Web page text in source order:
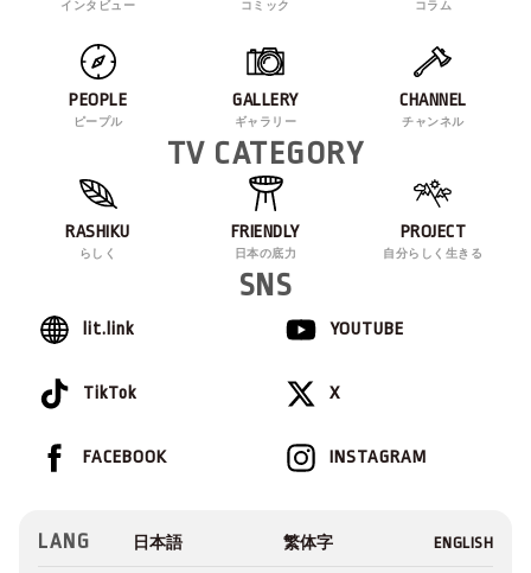
インタビュー コミック コラム
PEOPLE
ピープル
GALLERY
ギャラリー
CHANNEL
チャンネル
TV CATEGORY
RASHIKU
らしく
FRIENDLY
日本の底力
PROJECT
自分らしく生きる
SNS
lit.link YOUTUBE
TikTok X
INSTAGRAM
FACEBOOK
LANG